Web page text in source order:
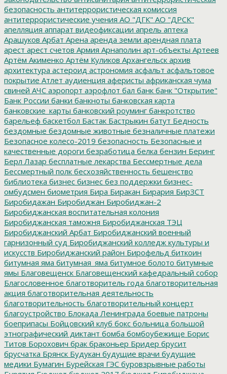
безопасность антитеррористическая комиссия
антитеррористические учения АО "ДГК" АО "ДРСК"
апелляция аппарат видеофиксации апрель аптека
Арашуков Арбат Арена аренда земли арендная плата
арест арест счетов Армия Арнаполин арт-объекты Артеев
Артём Акименко Артём Куликов Архангельск архив
архитектура астероид астрономия асфальт асфальтовое
покрытие Атлет аудиенция аферисты африканская чума
свиней АЧС аэропорт аэрофлот бал банк банк "Открытие"
Банк России банки банкноты банковская карта
банковские_карты банковский роуминг банкротство
барельеф баскетбол Бастак Бастрыкин батут Бедность
бездомные бездомные животные безналичные платежи
Безопасное колесо-2019 безопасность Безопасные и
качественные дороги безработица белка бензин Беринг
Берл Лазар бесплатные лекарства Бессмертные дела
Бессмертный полк бесхозяйственность бешенство
библиотека бизнес бизнес без поддержки бизнес-
омбудсмен биометрия Бира Биракан Бирария БирЗСТ
Биробидажан Биробиджан Биробиджан-2
Биробиджанская воспитательная колония
Биробиджанская таможня Биробиджанская ТЭЦ
Биробиджанский Арбат Биробиджанский военный
гарнизонный суд Биробиджанский колледж культуры и
искусств Биробиджанский район Бирофельд биткоин
битумная яма битумная_яма битумное болото битумные
ямы Благовещенск Благовещенский кафедральный собор
Благословенное благотворитель года благотворительная
акция благотворительная деятельность
благотворительность благотворительный концерт
благоустройство Блокада Ленинграда боевые патроны
боеприпасы Бойцовский клуб бокс больница большой
этнографический диктант бомба бомбоубежище Борис
Титов Борохович брак браконьер Бридер брусит
брусчатка Брянск Будукан будущие врачи будущие
медики Бумагин Бурейская ГЭС буровзрывные работы